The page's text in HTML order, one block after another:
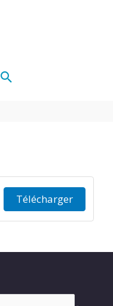
Rechercher
Télécharger